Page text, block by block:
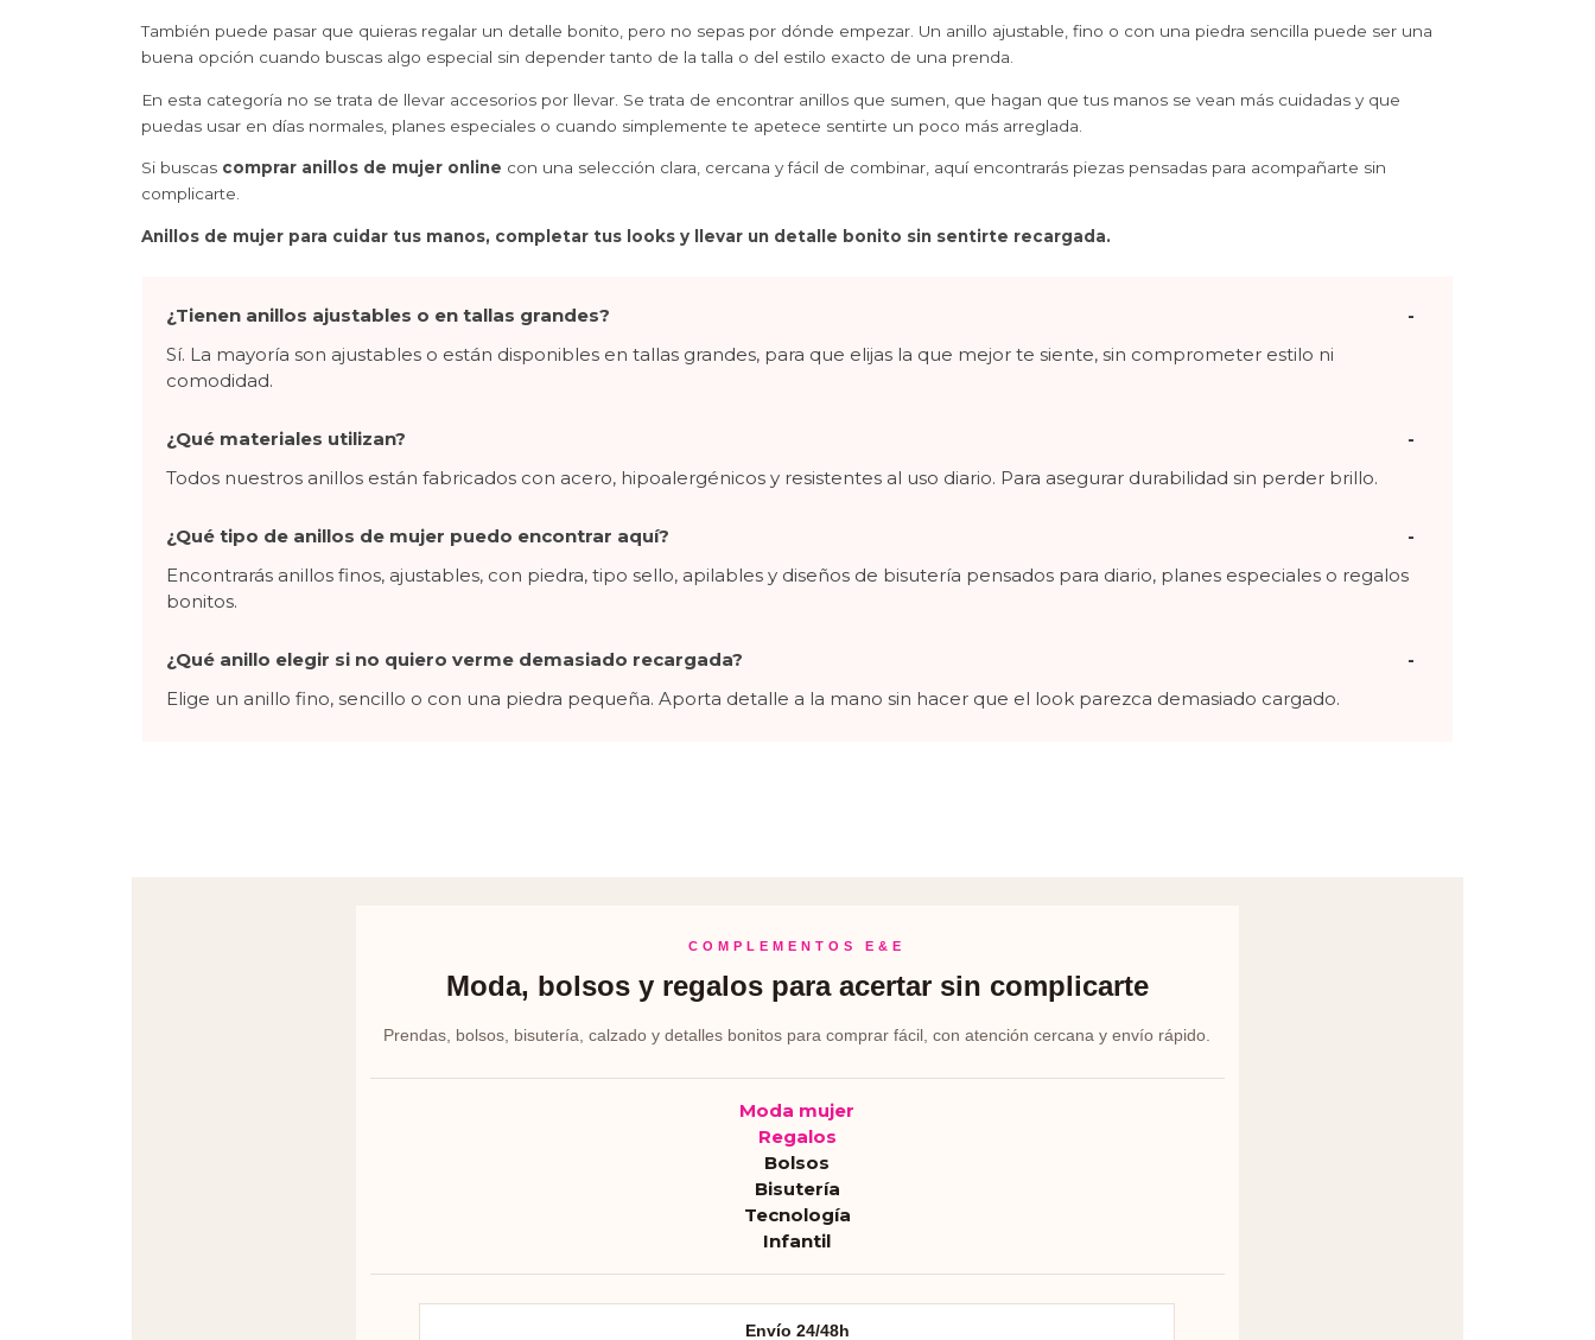
También puede pasar que quieras regalar un detalle bonito, pero no sepas por dónde empezar. Un anillo ajustable, fino o con una piedra sencilla puede ser una
buena opción cuando buscas algo especial sin depender tanto de la talla o del estilo exacto de una prenda.
En esta categoría no se trata de llevar accesorios por llevar. Se trata de encontrar anillos que sumen, que hagan que tus manos se vean más cuidadas y que
puedas usar en días normales, planes especiales o cuando simplemente te apetece sentirte un poco más arreglada.
Si buscas comprar anillos de mujer online con una selección clara, cercana y fácil de combinar, aquí encontrarás piezas pensadas para acompañarte sin
complicarte.
Anillos de mujer para cuidar tus manos, completar tus looks y llevar un detalle bonito sin sentirte recargada.
¿Tienen anillos ajustables o en tallas grandes?
Sí. La mayoría son ajustables o están disponibles en tallas grandes, para que elijas la que mejor te siente, sin comprometer estilo ni
comodidad.
¿Qué materiales utilizan?
Todos nuestros anillos están fabricados con acero, hipoalergénicos y resistentes al uso diario. Para asegurar durabilidad sin perder brillo.
¿Qué tipo de anillos de mujer puedo encontrar aquí?
Encontrarás anillos finos, ajustables, con piedra, tipo sello, apilables y diseños de bisutería pensados para diario, planes especiales o regalos
bonitos.
¿Qué anillo elegir si no quiero verme demasiado recargada?
Elige un anillo fino, sencillo o con una piedra pequeña. Aporta detalle a la mano sin hacer que el look parezca demasiado cargado.
COMPLEMENTOS E&E
Moda, bolsos y regalos para acertar sin complicarte
Prendas, bolsos, bisutería, calzado y detalles bonitos para comprar fácil, con atención cercana y envío rápido.
Moda mujer
Regalos
Bolsos
Bisutería
Tecnología
Infantil
Envío 24/48h